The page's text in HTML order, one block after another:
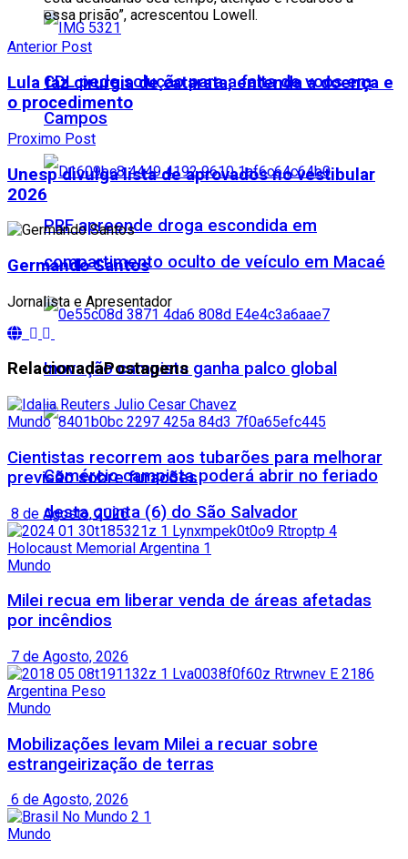
CDL pede solução para a falta de voos em
Campos
PRF apreende droga escondida em
compartimento oculto de veículo em Macaé
Inovação campista ganha palco global
Comércio campista poderá abrir no feriado
desta quinta (6) do São Salvador
essa prisão”, acrescentou Lowell.
Anterior Post
Lula faz cirurgia de catarata; entenda a doença e
o procedimento
Proximo Post
Unesp divulga lista de aprovados no vestibular
2026
Germando Santos
Jornalista e Apresentador
RelacionadaPostagens
Mundo
Cientistas recorrem aos tubarões para melhorar
previsão sobre furacões
8 de Agosto, 2026
Mundo
Milei recua em liberar venda de áreas afetadas
por incêndios
7 de Agosto, 2026
Mundo
Mobilizações levam Milei a recuar sobre
estrangeirização de terras
6 de Agosto, 2026
Mundo